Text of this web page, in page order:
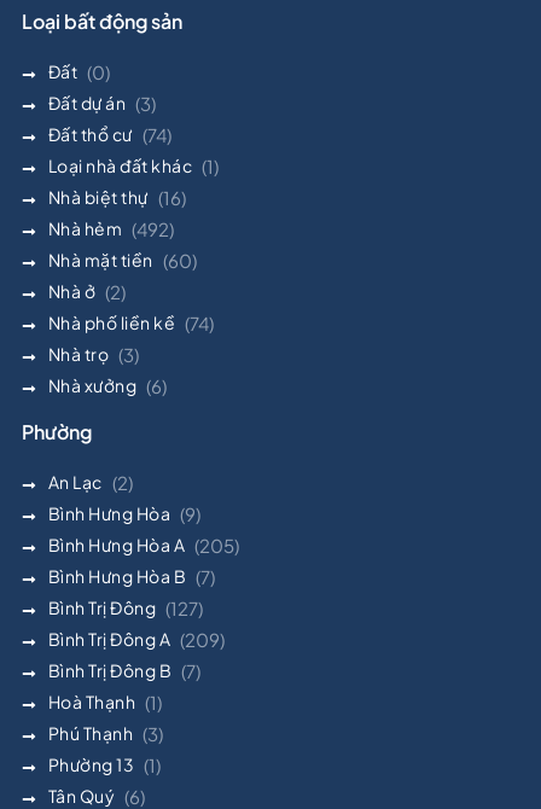
Loại bất động sản
Đất (0)
Đất dự án (3)
Đất thổ cư (74)
Loại nhà đất khác (1)
Nhà biệt thự (16)
Nhà hẻm (492)
Nhà mặt tiền (60)
Nhà ở (2)
Nhà phố liền kề (74)
Nhà trọ (3)
Nhà xưởng (6)
Phường
An Lạc (2)
Bình Hưng Hòa (9)
Bình Hưng Hòa A (205)
Bình Hưng Hòa B (7)
Bình Trị Đông (127)
Bình Trị Đông A (209)
Bình Trị Đông B (7)
Hoà Thạnh (1)
Phú Thạnh (3)
Phường 13 (1)
Tân Quý (6)